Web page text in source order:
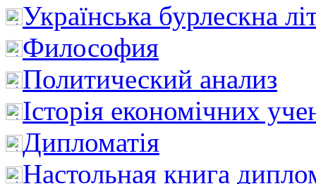
Українська бурлескна
Философия
Политический анализ
Історія економічних
Дипломатія
Настольная книга